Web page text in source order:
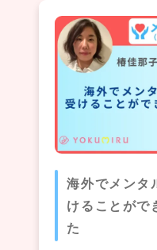
海外でメンタ
けることがで
た